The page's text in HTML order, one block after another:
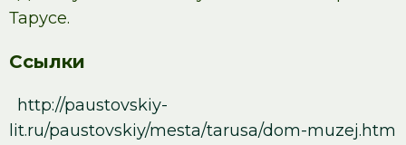
Тарусе.
Ссылки
http://paustovskiy-
lit.ru/paustovskiy/mesta/tarusa/dom-muzej.htm